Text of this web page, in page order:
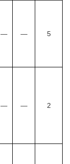
— — 5
— — 2